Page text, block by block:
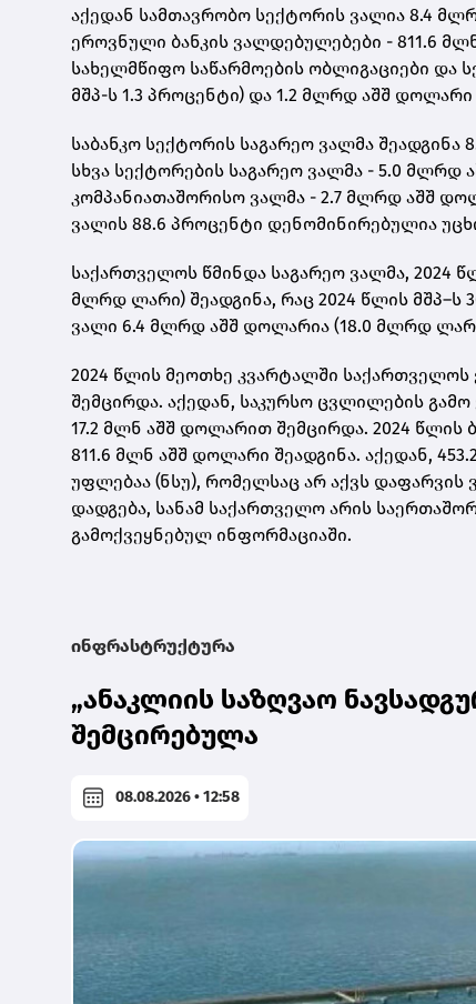
აქედან სამთავრობო სექტორის ვალია 8.4
ეროვნული ბანკის ვალდებულებები - 811.6
სახელმწიფო საწარმოების ობლიგაციები და
მშპ-ს 1.3 პროცენტი) და 1.2 მლრდ აშშ
საბანკო სექტორის საგარეო ვალმა
სხვა სექტორების საგარეო ვალმა - 5.0
კომპანიათაშორისო ვალმა - 2.7 მლრდ აშშ
ვალის 88.6 პროცენტი დენომინირებულია
საქართველოს წმინდა საგარეო ვალმა, 2024
მლრდ ლარი) შეადგინა, რაც 2024 წლის მშპ–ს
ვალი 6.4 მლრდ აშშ დოლარია (18.0 მლრდ
2024 წლის მეოთხე კვარტალში
შემცირდა. აქედან, საკურსო ცვლილების
17.2 მლნ აშშ დოლარით შემცირდა. 2024
811.6 მლნ აშშ დოლარი შეადგინა. აქედან,
უფლებაა (ნსუ), რომელსაც არ აქვს
დადგება, სანამ საქართველო არის
გამოქვეყნებულ ინფორმაციაში.
ინფრასტრუქტურა
„ანაკლიის საზღვაო
შემცირებულა
08.08.2026 • 12:58